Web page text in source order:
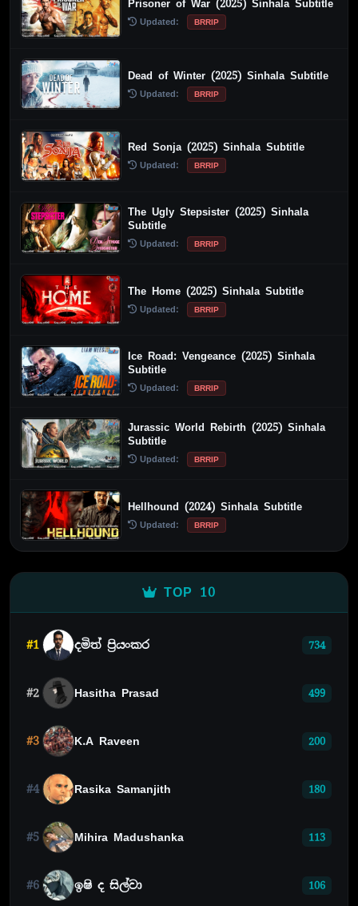
Prisoner of War (2025) Sinhala Subtitle
Updated: BRRIP
Dead of Winter (2025) Sinhala Subtitle
Updated: BRRIP
Red Sonja (2025) Sinhala Subtitle
Updated: BRRIP
The Ugly Stepsister (2025) Sinhala
Subtitle
Updated: BRRIP
The Home (2025) Sinhala Subtitle
Updated: BRRIP
Ice Road: Vengeance (2025) Sinhala
Subtitle
Updated: BRRIP
Jurassic World Rebirth (2025) Sinhala
Subtitle
Updated: BRRIP
Hellhound (2024) Sinhala Subtitle
Updated: BRRIP
TOP 10
#1 දමිත් ප්‍රියංකර 734
#2 Hasitha Prasad 499
#3 K.A Raveen 200
#4 Rasika Samanjith 180
#5 Mihira Madushanka 113
#6 ඉෂි ද සිල්වා 106